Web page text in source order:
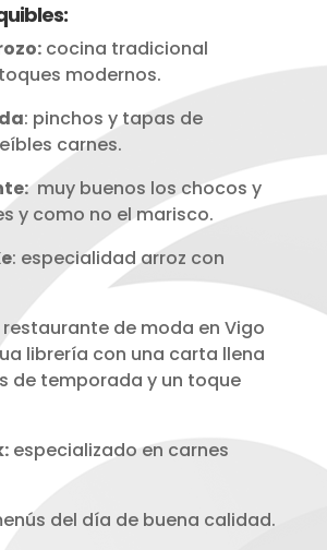
cocina tradicional
modernos.
: pinchos y tapas de
carnes.
muy buenos los chocos y
y como no el marisco.
: especialidad arroz con
de moda en Vigo
librería con una carta llena
de temporada y un toque
especializado en carnes
del día de buena calidad.